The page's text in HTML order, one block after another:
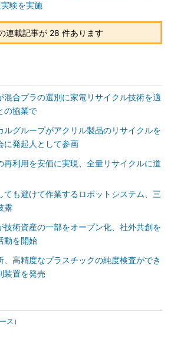
験を実施
連載記事が 28 件あります
混合プラの選別に家電リサイクル技術を適
の協業で
ルグループがアクリル製品のリサイクルを
に発起人として参画
再利用を安価に実現、全量リサイクルに道
ても避けて作業するロボットシステム、三
露
技術資産の一部をオープン化、社外共創を
動を開始
、高精度なプラスチックの純度検査ができ
装置を発売
ス）